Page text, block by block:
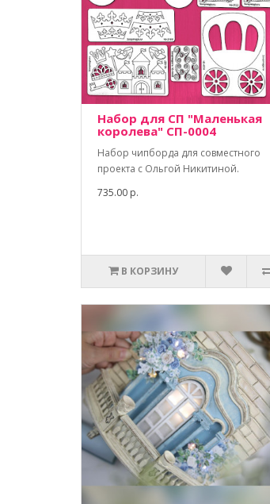
Набор для СП "Маленькая
королева" СП-0004
Набор чипборда для совместного
проекта с Ольгой Никитиной.
735.00 р.
В КОРЗИНУ